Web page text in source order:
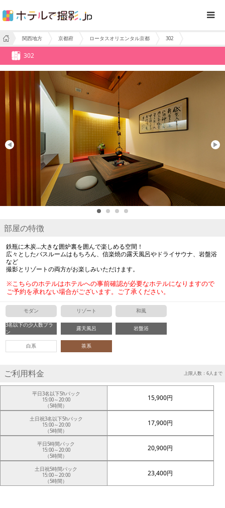
関西地方 京都府 ロータスオリエンタル京都 302
302
部屋の特徴
鉄瓶に木炭…大きな囲炉裏を囲んで楽しめる空間！
広々としたバスルームはもちろん、信楽焼の露天風呂やドライサウナ、岩盤浴
など
撮影とリゾートの両方がお楽しみいただけます。
※こちらのホテルはホテルへの事前確認が必要なホテルになりますので
ご予約を承れない場合がございます。ご了承ください。
モダン リゾート 和風
3名以下の少人数プラ
ン
露天風呂 岩盤浴
白系 茶系
ご利用料金 上限人数：6人まで
平日3名以下5hパック
15:00～20:00
（5時間）
15,900円
土日祝3名以下5hパック
15:00～20:00
（5時間）
17,900円
平日5時間パック
15:00～20:00
（5時間）
20,900円
土日祝5時間パック
15:00～20:00
（5時間）
23,400円